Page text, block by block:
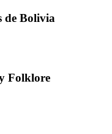
de Bolivia
Folklore